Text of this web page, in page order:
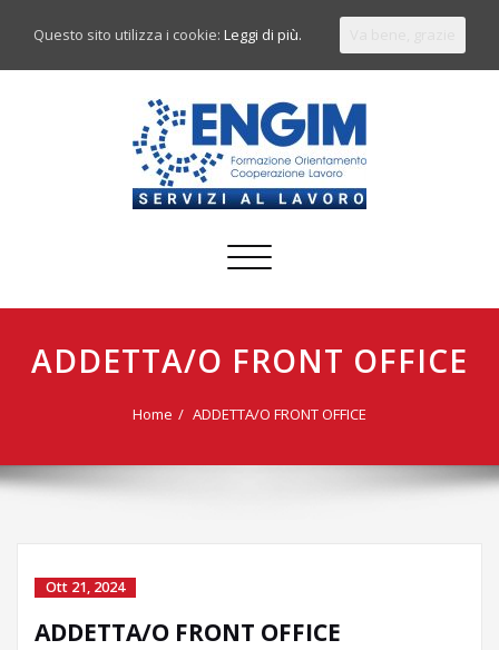
Commuta
ADDETTA/O FRONT OFFICE
Home ADDETTA/O FRONT OFFICE
Ott 21, 2024
ADDETTA/O FRONT OFFICE
Questo sito utilizza i cookie:Leggi di più.